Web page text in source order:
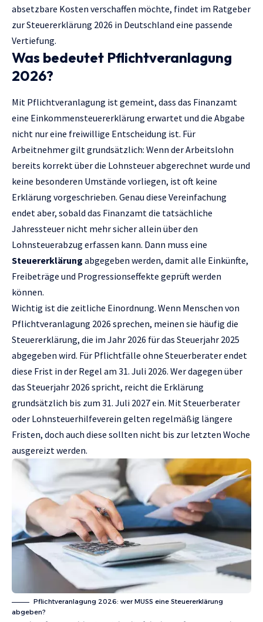
absetzbare Kosten verschaffen möchte, findet im Ratgeber
zurSteuererklärung 2026 in Deutschland eine passende
Vertiefung.
Was bedeutet Pflichtveranlagung
2026?
Mit Pflichtveranlagung ist gemeint, dass das Finanzamt
eine Einkommensteuererklärung erwartet und die Abgabe
nicht nur eine freiwillige Entscheidung ist. Für
Arbeitnehmer gilt grundsätzlich: Wenn der Arbeitslohn
bereits korrekt über die Lohnsteuer abgerechnet wurde und
keine besonderen Umstände vorliegen, ist oft keine
Erklärung vorgeschrieben. Genau diese Vereinfachung
endet aber, sobald das Finanzamt die tatsächliche
Jahressteuer nicht mehr sicher allein über den
Lohnsteuerabzug erfassen kann. Dann muss eine
Steuererklärung abgegeben werden, damit alle Einkünfte,
Freibeträge und Progressionseffekte geprüft werden
können.
Wichtig ist die zeitliche Einordnung. Wenn Menschen von
Pflichtveranlagung 2026 sprechen, meinen sie häufig die
Steuererklärung, die im Jahr 2026 für das Steuerjahr 2025
abgegeben wird. Für Pflichtfälle ohne Steuerberater endet
diese Frist in der Regel am 31. Juli 2026. Wer dagegen über
das Steuerjahr 2026 spricht, reicht die Erklärung
grundsätzlich bis zum 31. Juli 2027 ein. Mit Steuerberater
oder Lohnsteuerhilfeverein gelten regelmäßig längere
Fristen, doch auch diese sollten nicht bis zur letzten Woche
ausgereizt werden.
Pflichtveranlagung 2026: wer MUSS eine Steuererklärung
abgeben?